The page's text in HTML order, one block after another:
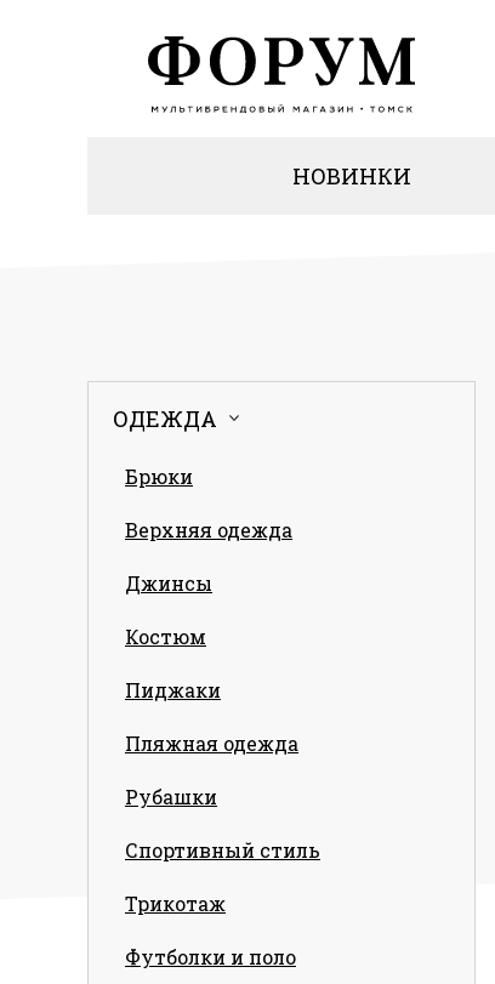
НОВИНКИ
ОДЕЖДА
Брюки
Верхняя одежда
Джинсы
Костюм
Пиджаки
Пляжная одежда
Рубашки
Спортивный стиль
Трикотаж
Футболки и поло